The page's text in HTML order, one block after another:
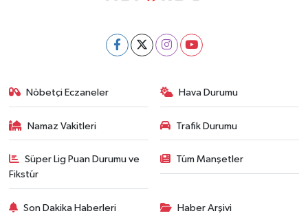
Nöbetçi Eczaneler Hava Durumu
Namaz Vakitleri Trafik Durumu
Süper Lig Puan Durumu ve
Fikstür
Tüm Manşetler
Son Dakika Haberleri Haber Arşivi